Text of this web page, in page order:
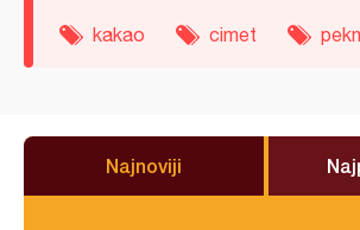
kakao cimet
Najnoviji